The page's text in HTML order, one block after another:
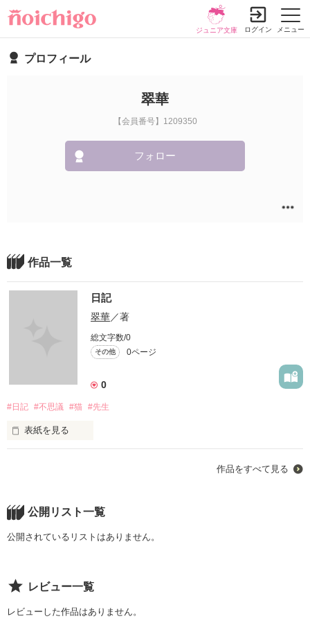
メニュー
ジュニア文庫 ログイン
プロフィール
翠華
【会員番号】1209350
フォロー
作品一覧
日記
翠華／著
総文字数/0
その他 0ページ
0
#日記 #不思議 #猫 #先生
表紙を見る
作品をすべて見る
公開リスト一覧
公開されているリストはありません。
レビュー一覧
レビューした作品はありません。